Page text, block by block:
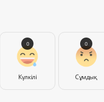
Күлкілі
0
Сұмдық
0